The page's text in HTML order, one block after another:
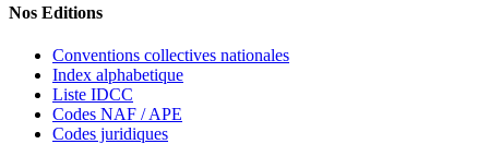
Nos Editions
Conventions collectives nationales
Index alphabetique
Liste IDCC
Codes NAF / APE
Codes juridiques